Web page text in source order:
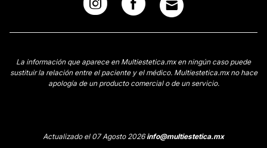
La información que aparece en Multiestetica.mx en ningún caso puede
sustituir la relación entre el paciente y el médico. Multiestetica.mx no hace
apología de un producto comercial o de un servicio.
Actualizado el 07 Agosto 2026info@multiestetica.mx